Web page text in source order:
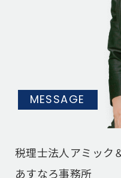
税理士法人アミック
あすなろ事務所
MESSAGE